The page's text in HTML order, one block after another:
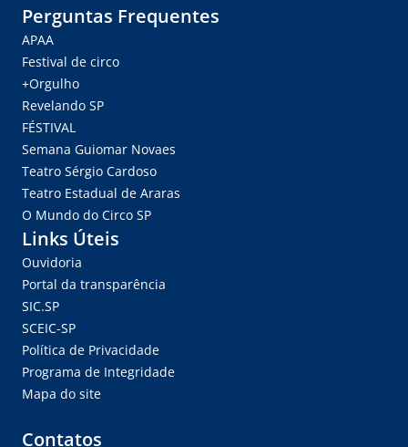
Perguntas Frequentes
APAA
Festival de circo
+Orgulho
Revelando SP
FÉSTIVAL
Semana Guiomar Novaes
Teatro Sérgio Cardoso
Teatro Estadual de Araras
O Mundo do Circo SP
Links Úteis
Ouvidoria
Portal da transparência
SIC.SP
SCEIC-SP
Política de Privacidade
Programa de Integridade
Mapa do site
Contatos